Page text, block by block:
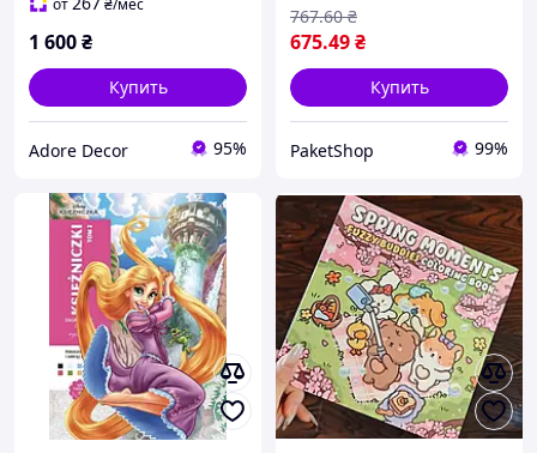
от ₴/мес
1 600₴
Купить
Adore Decor 95%
675.49₴
767.60 ₴
Купить
PaketShop 99%